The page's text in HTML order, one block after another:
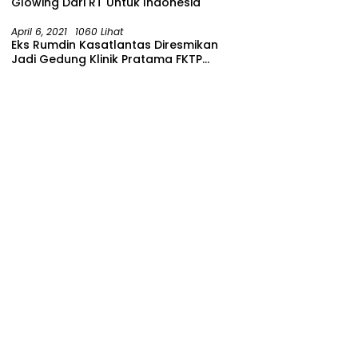
April 6, 2021 1060 Lihat
Eks Rumdin Kasatlantas Diresmikan
Jadi Gedung Klinik Pratama FKTP